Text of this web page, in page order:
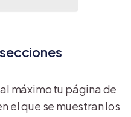
máximo tu página de
el que se muestran los